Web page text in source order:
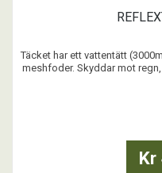
Täcket har ett vattentätt
meshfoder. Skyddar mot
Kr